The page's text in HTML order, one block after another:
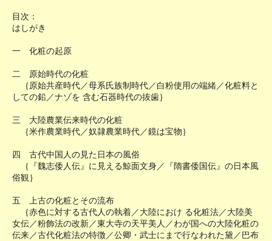
目次：
はしがき
一 化粧の起原
二 原始時代の化粧
｛原始共産時代／母系氏族制時代／白粉使用の端緒／化粧料と
しての鉛／ナゾを 含む石器時代の抜歯｝
三 大陸農業伝来時代の化粧
｛米作農業時代／奴隷農業時代／鏡は宝物｝
四 古代中国人の見た日本の風俗
｛『魏志倭人伝』に見える鯨面文身／『隋書倭国伝』の日本風
俗観｝
五 上古の化粧とその流布
｛赤色に対する古代人の執着／大陸におけ る化粧法／大陸美
女伝／粉飾法の改新／東大寺の天平美人／わが国への大陸化粧の
伝来／古代化粧法の特徴／公卿・武士にまで行なわれた黛／巴布